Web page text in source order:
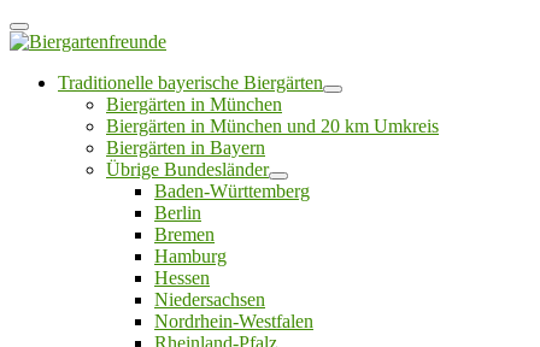
Traditionelle bayerische Biergärten
Biergärten in München
Biergärten in München und 20 km Umkreis
Biergärten in Bayern
Übrige Bundesländer
Baden-Württemberg
Berlin
Bremen
Hamburg
Hessen
Niedersachsen
Nordrhein-Westfalen
Rheinland-Pfalz